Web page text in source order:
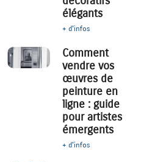
élégants
+ d'infos
Comment
vendre vos
œuvres de
peinture en
ligne : guide
pour artistes
émergents
+ d'infos